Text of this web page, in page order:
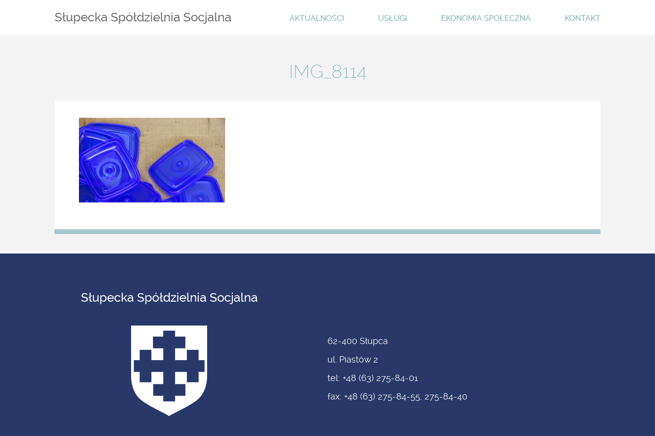
AKTUALNOŚCI USŁUGI EKONOMIA SPOŁECZNA KONTAKT
IMG_8114
62-400 Słupca
ul. Piastów 2
tel: +48 (63) 275-84-01
fax: +48 (63) 275-84-55, 275-84-40